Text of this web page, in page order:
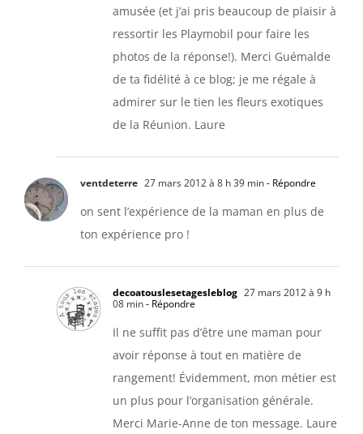
amusée (et j’ai pris beaucoup de plaisir à
ressortir les Playmobil pour faire les
photos de la réponse!). Merci Guémalde
de ta fidélité à ce blog; je me régale à
admirer sur le tien les fleurs exotiques
de la Réunion. Laure
ventdeterre 27 mars 2012 à 8 h 39 min- Répondre
on sent l’expérience de la maman en plus de
ton expérience pro !
decoatouslesetagesleblog 27 mars 2012 à 9 h
08 min- Répondre
Il ne suffit pas d’être une maman pour
avoir réponse à tout en matière de
rangement! Évidemment, mon métier est
un plus pour l’organisation générale.
Merci Marie-Anne de ton message. Laure